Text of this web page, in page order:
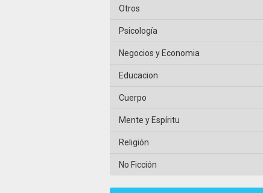
Otros
Psicología
Negocios y Economia
Educacion
Cuerpo
Mente y Espíritu
Religión
No Ficción